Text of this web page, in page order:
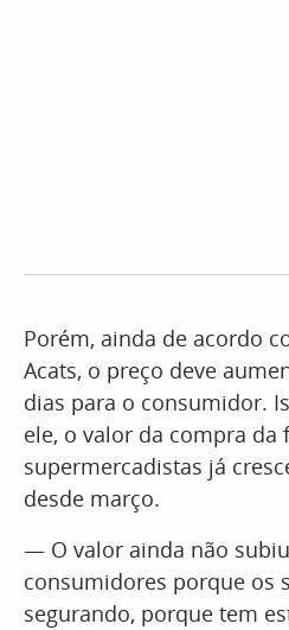
Porém, ainda de acordo
Acats, o preço deve
dias para o consumidor.
ele, o valor da compra da
supermercadistas já
desde março.
— O valor ainda não
consumidores porque os
segurando, porque tem